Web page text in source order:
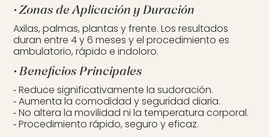
• Zonas de Aplicación y Duración
Axilas, palmas, plantas y frente. Los resultados
duran entre 4 y 6 meses y el procedimiento es
ambulatorio, rápido e indoloro.
• Beneficios Principales
⁃ Reduce significativamente la sudoración.
⁃ Aumenta la comodidad y seguridad diaria.
⁃ No altera la movilidad ni la temperatura corporal.
⁃ Procedimiento rápido, seguro y eficaz.